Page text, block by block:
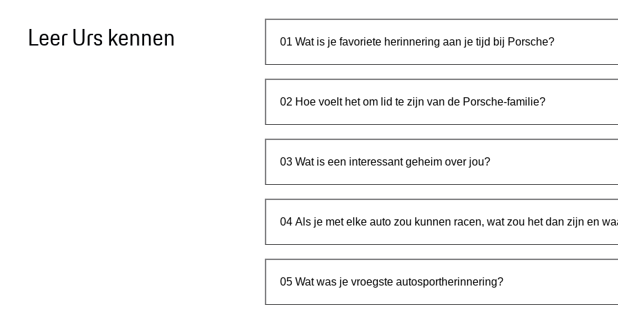
Leer Urs kennen 01 Wat is je favoriete herinnering aan je tijd bij Porsche?
02 Hoe voelt het om lid te zijn van de Porsche-familie?
03 Wat is een interessant geheim over jou?
04 Als je met elke auto zou kunnen racen, wat zou het dan zijn en
05 Wat was je vroegste autosportherinnering?